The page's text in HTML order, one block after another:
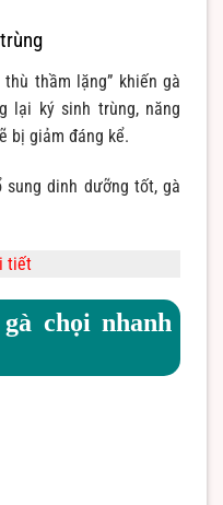
thầm lặng” khiến gà
lại ký sinh trùng, năng
bị giảm đáng kể.
dinh dưỡng tốt, gà
tiết
chọi nhanh